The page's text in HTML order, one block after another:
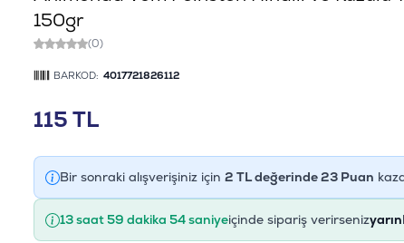
150gr
(0)
BARKOD: 4017721826112
115TL
Bir sonraki alışverişiniz için 2 TL değerinde23Puan
13 saat 59 dakika 53 saniyeiçinde sipariş verirsenizyarın